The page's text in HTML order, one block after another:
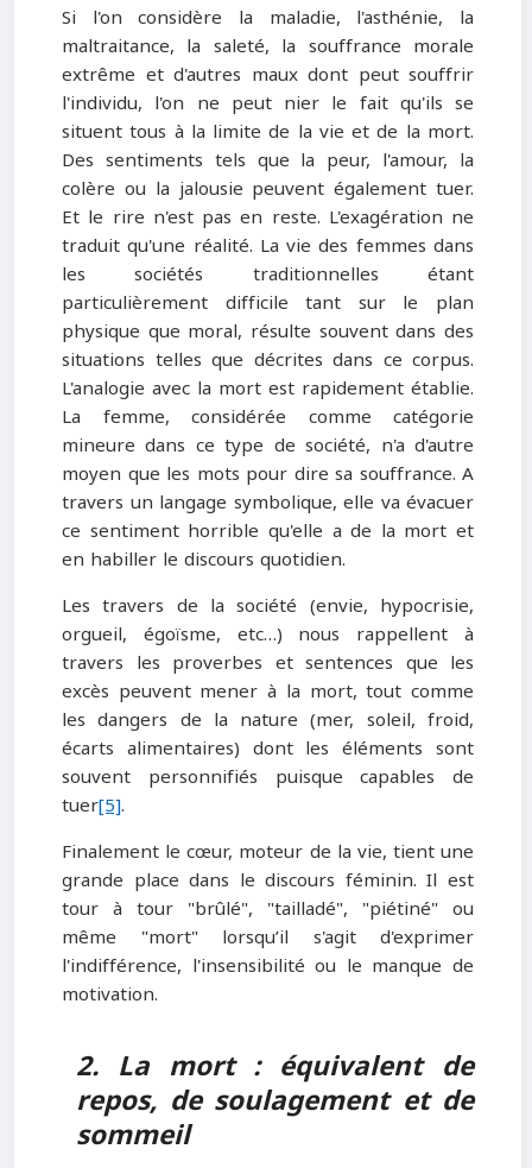
Si l'on considère la maladie, l'asthénie, la
maltraitance, la saleté, la souffrance morale
extrême et d'autres maux dont peut souffrir
l'individu, l'on ne peut nier le fait qu'ils se
situent tous à la limite de la vie et de la mort.
Des sentiments tels que la peur, l'amour, la
colère ou la jalousie peuvent également tuer.
Et le rire n'est pas en reste. L'exagération ne
traduit qu'une réalité. La vie des femmes dans
les sociétés traditionnelles étant
particulièrement difficile tant sur le plan
physique que moral, résulte souvent dans des
situations telles que décrites dans ce corpus.
L'analogie avec la mort est rapidement établie.
La femme, considérée comme catégorie
mineure dans ce type de société, n'a d'autre
moyen que les mots pour dire sa souffrance. A
travers un langage symbolique, elle va évacuer
ce sentiment horrible qu'elle a de la mort et
en habiller le discours quotidien.
Les travers de la société (envie, hypocrisie,
orgueil, égoïsme, etc…) nous rappellent à
travers les proverbes et sentences que les
excès peuvent mener à la mort, tout comme
les dangers de la nature (mer, soleil, froid,
écarts alimentaires) dont les éléments sont
souvent personnifiés puisque capables de
tuer[5].
Finalement le cœur, moteur de la vie, tient une
grande place dans le discours féminin. Il est
tour à tour "brûlé", "tailladé", "piétiné" ou
même "mort" lorsqu’il s'agit d'exprimer
l'indifférence, l'insensibilité ou le manque de
motivation.
2. La mort : équivalent de
repos, de soulagement et de
sommeil